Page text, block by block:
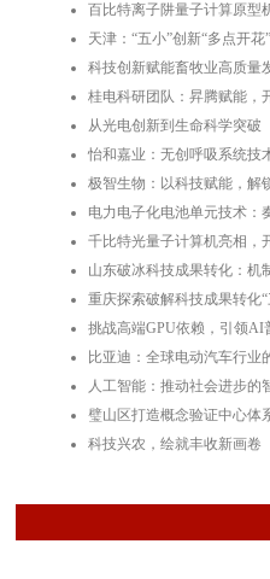
百比特离子阱量子计算原型
天津：“五小”创新“多点开
科技创新赋能畜牧业高质量
桂电科研团队：昇腾赋能，
从光电创新到生命科学突破
怡和嘉业：无创呼吸系统技
极智生物：以科技赋能，解
电力电子化电池单元技术：
千比特光量子计算机亮相，
山东破冰科技成果转化：机
重庆探索破解科技成果转化“
挑战高端GPU依赖，引领AI
比亚迪：全球电动汽车行业
人工智能：推动社会进步的
璧山区打造概念验证中心体
科技兴农，绘就丰收新画卷